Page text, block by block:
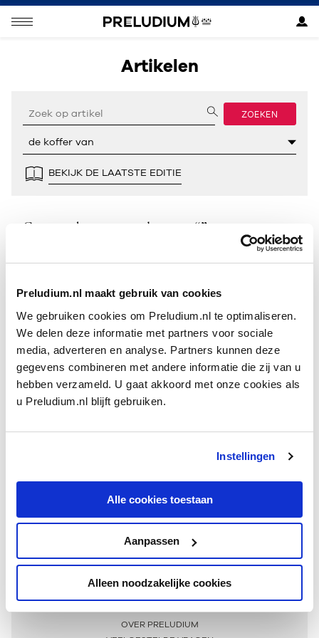
Preludium.nl maakt gebruik van cookies
We gebruiken cookies om Preludium.nl te optimaliseren.
We delen deze informatie met partners voor sociale
media, adverteren en analyse. Partners kunnen deze
gegevens combineren met andere informatie die zij van u
hebben verzameld. U gaat akkoord met onze cookies als
u Preludium.nl blijft gebruiken.
Instellingen
Alle cookies toestaan
Aanpassen
Alleen noodzakelijke cookies
Artikelen
ZOEKEN
BEKIJK DE LAATSTE EDITIE
Geen resultaten gevonden voor “”.
Meer informatie
OVER PRELUDIUM